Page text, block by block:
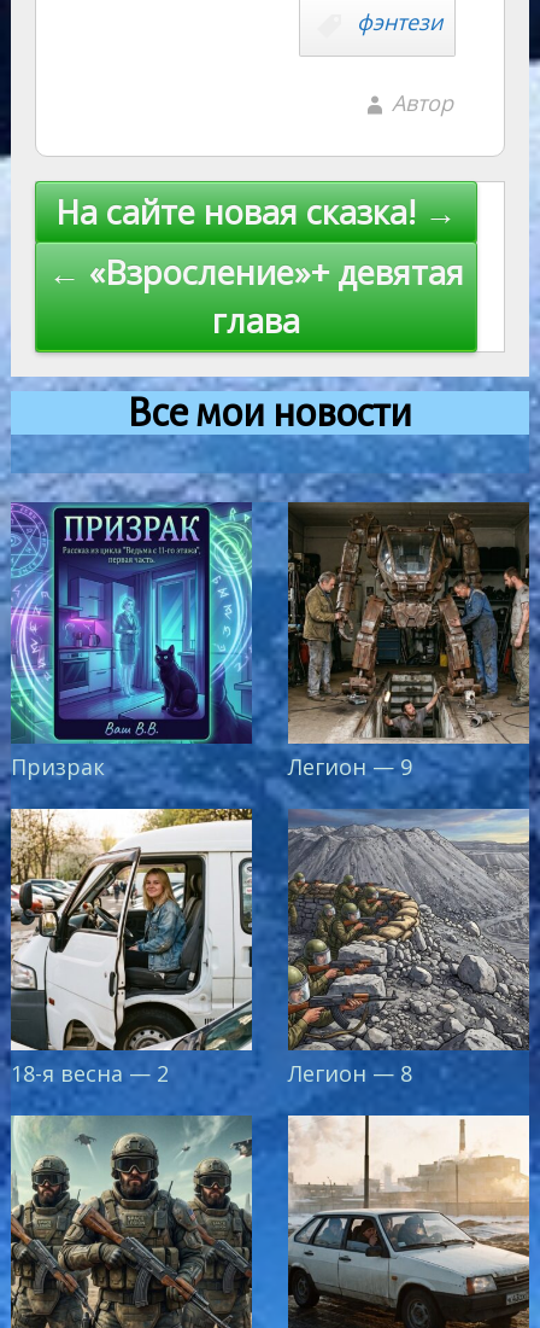
фэнтези
Автор
Навигация
по
записям
На сайте новая сказка! →
← «Взросление»+ девятая
глава
Все мои новости
Призрак Легион — 9
18-я весна — 2 Легион — 8